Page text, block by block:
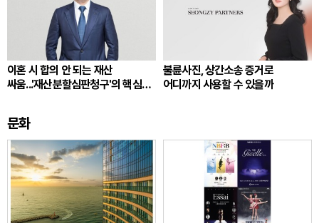
이혼 시 합의 안 되는 재산
싸움...'재산분할심판청구'의 핵심
불륜사진, 상간소송 증거로
어디까지 사용할 수 있을까
문화